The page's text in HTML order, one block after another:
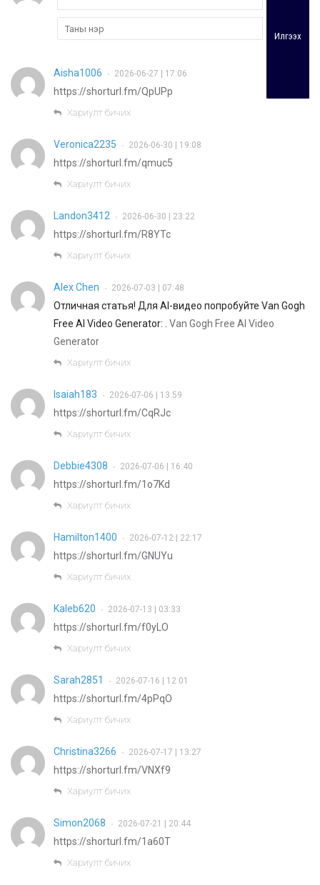
Илгээх
Aisha1006 • 2026-06-27 | 17:06
https://shorturl.fm/QpUPp
Хариулт бичих
Veronica2235 • 2026-06-30 | 19:08
https://shorturl.fm/qmuc5
Хариулт бичих
Landon3412 • 2026-06-30 | 23:22
https://shorturl.fm/R8YTc
Хариулт бичих
Alex Chen • 2026-07-03 | 07:48
Отличная статья! Для AI-видео попробуйте Van Gogh
Free AI Video Generator: . Van Gogh Free AI Video
Generator
Хариулт бичих
Isaiah183 • 2026-07-06 | 13:59
https://shorturl.fm/CqRJc
Хариулт бичих
Debbie4308 • 2026-07-06 | 16:40
https://shorturl.fm/1o7Kd
Хариулт бичих
Hamilton1400 • 2026-07-12 | 22:17
https://shorturl.fm/GNUYu
Хариулт бичих
Kaleb620 • 2026-07-13 | 03:33
https://shorturl.fm/f0yLO
Хариулт бичих
Sarah2851 • 2026-07-16 | 12:01
https://shorturl.fm/4pPqO
Хариулт бичих
Christina3266 • 2026-07-17 | 13:27
https://shorturl.fm/VNXf9
Хариулт бичих
Simon2068 • 2026-07-21 | 20:44
https://shorturl.fm/1a60T
Хариулт бичих